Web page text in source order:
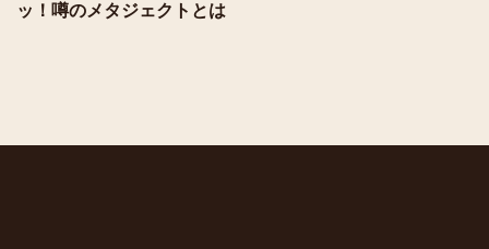
ッ！噂のメタジェクトとは